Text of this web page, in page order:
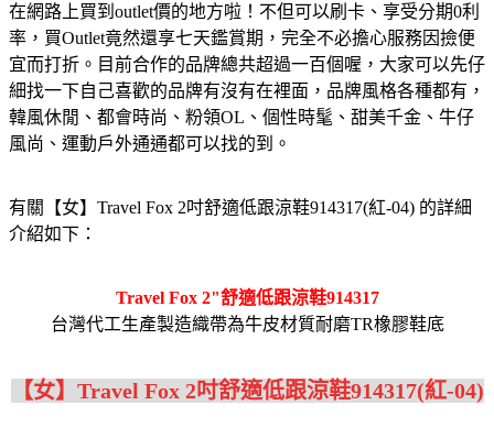
在網路上買到outlet價的地方啦！不但可以刷卡、享受分期0利
率，買Outlet竟然還享七天鑑賞期，完全不必擔心服務因撿便
宜而打折。目前合作的品牌總共超過一百個喔，大家可以先仔
細找一下自己喜歡的品牌有沒有在裡面，品牌風格各種都有，
韓風休閒、都會時尚、粉領OL、個性時髦、甜美千金、牛仔
風尚、運動戶外通通都可以找的到。
有關【女】Travel Fox 2吋舒適低跟涼鞋914317(紅-04) 的詳細
介紹如下：
Travel Fox 2"舒適低跟涼鞋914317
台灣代工生產製造織帶為牛皮材質耐磨TR橡膠鞋底
【女】Travel Fox 2吋舒適低跟涼鞋914317(紅-04)